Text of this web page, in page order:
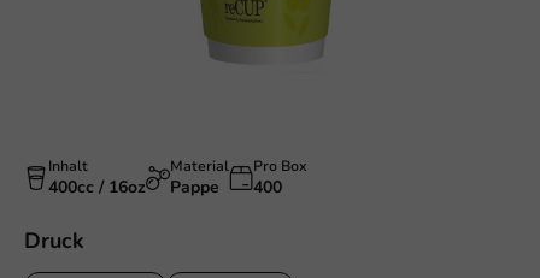
Inhalt
400cc / 16oz
Material
Pappe
Pro Box
400
Druck